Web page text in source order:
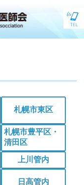
札幌市東区
札幌市豊平区・
清田区
上川管内
日高管内